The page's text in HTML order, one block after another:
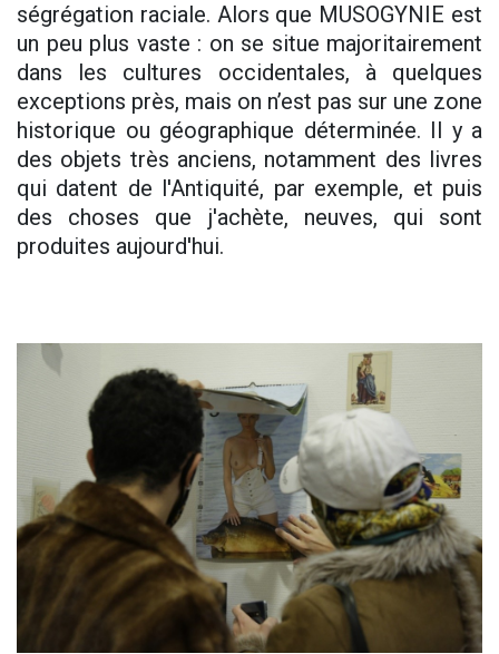
ségrégation raciale. Alors que MUSOGYNIE est
un peu plus vaste : on se situe majoritairement
dans les cultures occidentales, à quelques
exceptions près, mais on n’est pas sur une zone
historique ou géographique déterminée. Il y a
des objets très anciens, notamment des livres
qui datent de l'Antiquité, par exemple, et puis
des choses que j'achète, neuves, qui sont
produites aujourd'hui.